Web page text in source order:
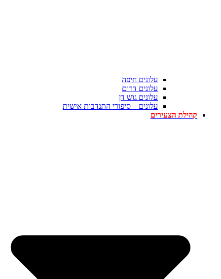
עלונים חיפה
עלונים דרום
עלונים גוש דן
עלונים – סיפורי התנדבות אישית
קהילת הצעירים